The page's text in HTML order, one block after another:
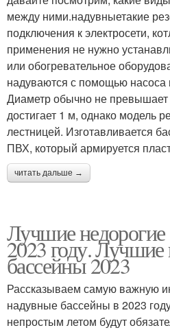
между ними.надувныетакие
подключения к электросети,
применения не нужно
или обогревательное
надуваются с помощью насоса
Диаметр обычно не
достигает 1 м, однако модель
лестницей. Изготавливается
ПВХ, который армируется
читать дальше →
Лучшие недорогие
2023 году.
бассейны 2023
Рассказываем самую важную
надувные бассейны в 2023
непростым летом будут